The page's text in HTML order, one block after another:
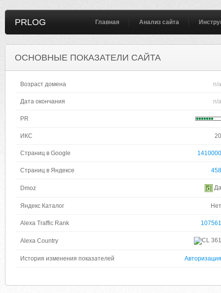
PRLOG Главная Анализ сайта
ОСНОВНЫЕ ПОКАЗАТЕЛИ САЙТА
Возраст домена n/a
Дата окончания n/a
PR
ИКС 20
Страниц в Google 1410000
Страниц в Яндексе 458
Dmoz Да
Яндекс Каталог Нет
Alexa Traffic Rank 107561
Alexa Country 361
История изменения показателей Авторизация